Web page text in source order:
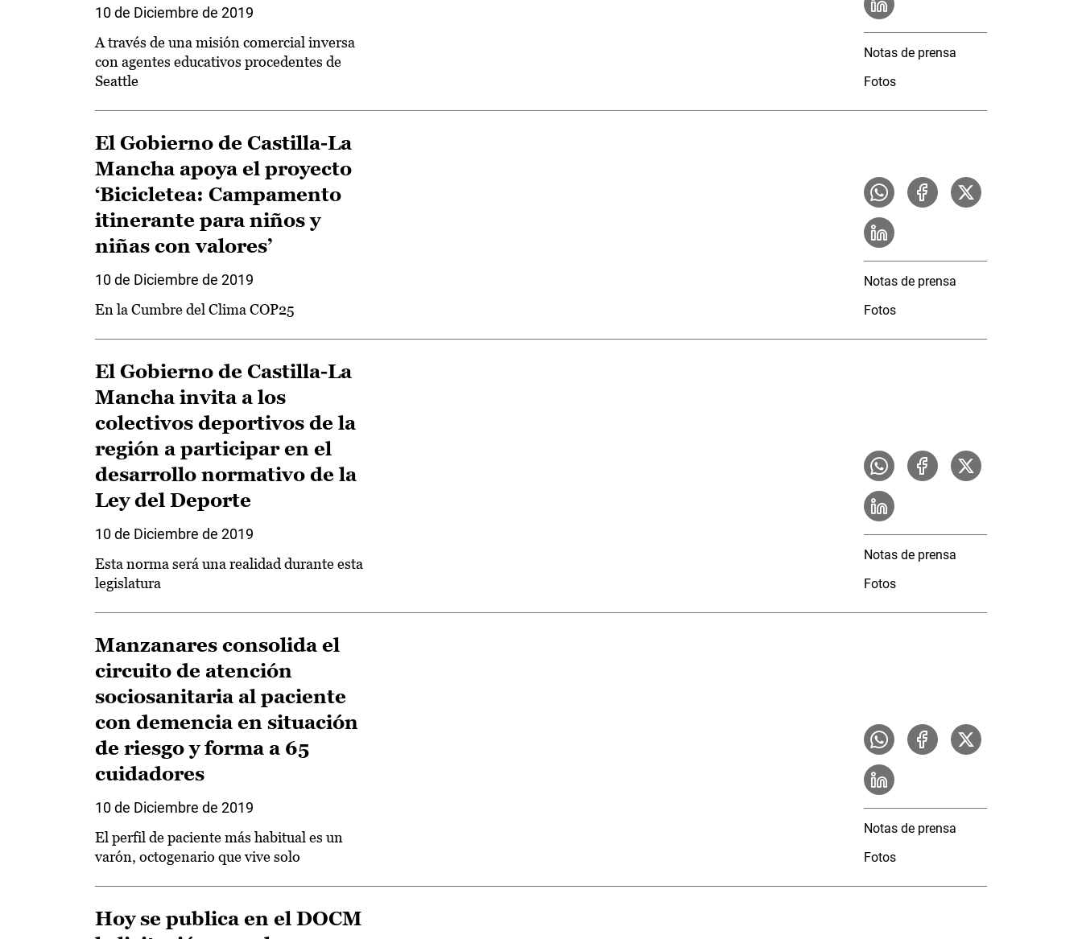
10 de Diciembre de 2019
A través de una misión comercial inversa
con agentes educativos procedentes de
Seattle
Notas de prensa
Fotos
El Gobierno de Castilla-La
Mancha apoya el proyecto
‘Bicicletea: Campamento
itinerante para niños y
niñas con valores’
10 de Diciembre de 2019
En la Cumbre del Clima COP25
Notas de prensa
Fotos
El Gobierno de Castilla-La
Mancha invita a los
colectivos deportivos de la
región a participar en el
desarrollo normativo de la
Ley del Deporte
10 de Diciembre de 2019
Esta norma será una realidad durante esta
legislatura
Notas de prensa
Fotos
Manzanares consolida el
circuito de atención
sociosanitaria al paciente
con demencia en situación
de riesgo y forma a 65
cuidadores
10 de Diciembre de 2019
El perfil de paciente más habitual es un
varón, octogenario que vive solo
Notas de prensa
Fotos
Hoy se publica en el DOCM